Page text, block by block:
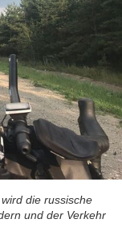
die russische
und der Verkehr